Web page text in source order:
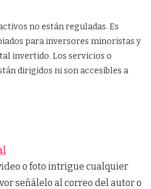
no están reguladas. Es
para inversores minoristas y
invertido. Los servicios o
dirigidos ni son accesibles a
o foto intrigue cualquier
señálelo al correo del autor o